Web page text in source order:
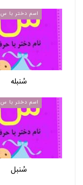
اسم دختر با س
سُنبله
اسم دختر با س
سُنبل